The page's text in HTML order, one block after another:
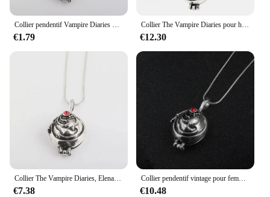
Collier pendentif Vampire Diaries pour hommes et femmes, peut ouvrir les colliers de la présidence, Elena Gilbert, vervain d'ouverture, bijoux médaillon
€1.79
Collier The Vampire Diaries pour hommes et femmes, Elena Gilbert, Vervain Verbena, pendentif bijoux, cadeaux de fête de Noël, mode
€12.30
Collier The Vampire Diaries, Elena, Gilbert, Vervain, Verbena, Pendentif Photo, Médaillon, Bijoux pour Hommes et Femmes, Cadeaux de ixde Noël, Mode
€7.38
Collier pendentif vintage pour femme, The Vampire Diaries, Elena Gilbert, Vervain Verbena, haute qualité, mode, offre spéciale
€10.48